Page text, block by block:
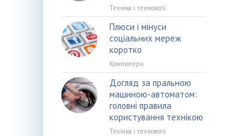
Техніка і технології
Плюси і мінуси
соціальних мереж
коротко
Компютери
Догляд за пральною
машиною-автоматом:
головні правила
користування технікою
Техніка і технології